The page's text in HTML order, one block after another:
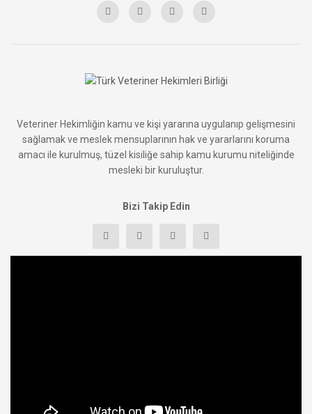
Veteriner Hekimliğin kamu ve kişi yararına uygulanıp gelişmesini
sağlamak ve meslek mensuplarının hak ve yararlarını koruma
amacı ile kurulmuş, tüzel kisiliğe sahip kamu kurumu niteliğinde
mesleki bir kuruluştur.
Bizi Takip Edin